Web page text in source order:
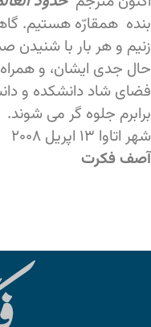
بنده همقارّه هستیم.
زنیم و هر بار با شنیدن
حال جدی ایشان، و
فضای شاد دانشکده و
برابرم جلوه گر می شوند.
شهر اتاوا ۱۳ اپریل ۲۰۰۸
آصف فکرت